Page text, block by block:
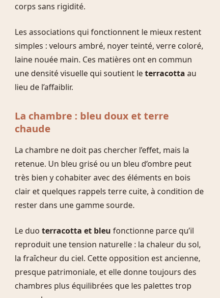
corps sans rigidité.
Les associations qui fonctionnent le mieux restent
simples : velours ambré, noyer teinté, verre coloré,
laine nouée main. Ces matières ont en commun
une densité visuelle qui soutient leterracotta au
lieu de l’affaiblir.
La chambre : bleu doux et terre
chaude
La chambre ne doit pas chercher l’effet, mais la
retenue. Un bleu grisé ou un bleu d’ombre peut
très bien y cohabiter avec des éléments en bois
clair et quelques rappels terre cuite, à condition de
rester dans une gamme sourde.
Le duo terracotta et bleu fonctionne parce qu’il
reproduit une tension naturelle : la chaleur du sol,
la fraîcheur du ciel. Cette opposition est ancienne,
presque patrimoniale, et elle donne toujours des
chambres plus équilibrées que les palettes trop